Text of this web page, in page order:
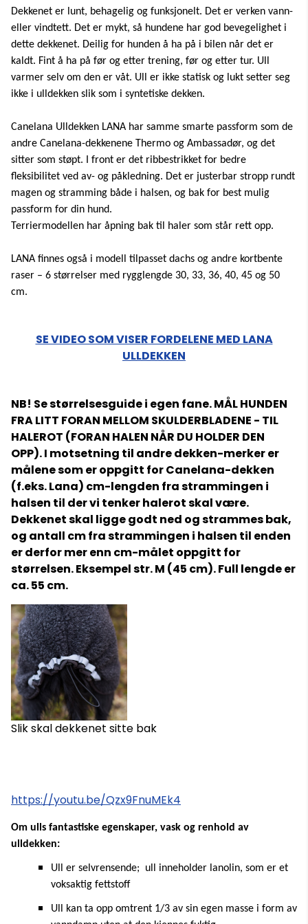
kan være vanskelig å regulere temperaturen og få bort
restene av såpene og skitt sammenlignet med
maskinvask. Sentrifugering gjør også at ullstoffet tørker
raskere og gir dårligere forhold for bakterievekst. Hvorfor
ulldekken? Ull har tre fantastiske egenskaper: Den varmer,
isolerer og puster. Å holde hundens muskler varme både
før og etter tur og trening kan virke skadeforebyggende
og vil hjelpe hunden med å restituere raskere. Hundens
kropp trenger dermed ikke bruke unødig energi på å
ypperlig mellom slipp på jaktprøver! Ulldekken kan være
nyttig for alle hunder uansett rase. Spesielt eldre hunder,
hunder med skader eller artroser vil ofte ha dårligere
sirkulasjon og dermed fryse lettere. Ingen liker å fryse! Ull
bør være førstevalget for enhver hund på kalde og
fuktige dager! Stikk gjerne hånda under dekkenet for å
kjenne om hunden er kald eller varm. Bildet under er en
hund med AMBASSADØR ulldekken på, det er tatt med
FLIR termografikamera. (Det viser - beviser - at hunden
ikke har varmetap der den har dekken på seg.)
Dekkenet er lunt, behagelig og funksjonelt. Det er verken vann-
eller vindtett. Det er mykt, så hundene har god bevegelighet i
dette dekkenet. Deilig for hunden å ha på i bilen når det er
kaldt. Fint å ha på før og etter trening, før og etter tur. Ull
varmer selv om den er våt. Ull er ikke statisk og lukt setter seg
ikke i ulldekken slik som i syntetiske dekken.
Canelana Ulldekken LANA har samme smarte passform som de
andre Canelana-dekkenene Thermo og Ambassadør, og det
sitter som støpt. I front er det ribbestrikket for bedre
fleksibilitet ved av- og påkledning. Det er justerbar stropp rundt
magen og stramming både i halsen, og bak for best mulig
passform for din hund.
Terriermodellen har åpning bak til haler som står rett opp.
LANA finnes også i modell tilpasset dachs og andre kortbente
raser – 6 størrelser med rygglengde 30, 33, 36, 40, 45 og 50
cm.
SE VIDEO SOM VISER FORDELENE MED LANA
ULLDEKKEN
NB! Se størrelsesguide i egen fane. MÅL HUNDEN
FRA LITT FORAN MELLOM SKULDERBLADENE - TIL
HALEROT (FORAN HALEN NÅR DU HOLDER DEN
OPP). I motsetning til andre dekken-merker er
målene som er oppgitt for Canelana-dekken
(f.eks. Lana) cm-lengden fra strammingen i
halsen til der vi tenker halerot skal være.
Dekkenet skal ligge godt ned og strammes bak,
og antall cm fra strammingen i halsen til enden
er derfor mer enn cm-målet oppgitt for
størrelsen. Eksempel str. M (45 cm). Full lengde er
ca. 55 cm.
Slik skal dekkenet sitte bak
https://youtu.be/Qzx9FnuMEk4
Om ulls fantastiske egenskaper, vask og renhold av
ulldekken:
Ull er selvrensende; ull inneholder lanolin, som er et
voksaktig fettstoff
Ull kan ta opp omtrent 1/3 av sin egen masse i form av